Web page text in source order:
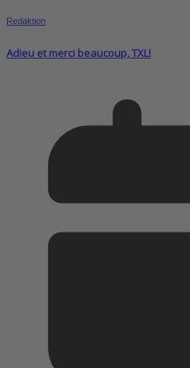
Redaktion
Adieu et merci beaucoup, TXL!